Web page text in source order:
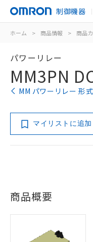
制御機器
ホーム > 商品情報 > 商品
パワーリレー
MM3PN
MM パワーリレー 形
マイリストに追加
商品概要